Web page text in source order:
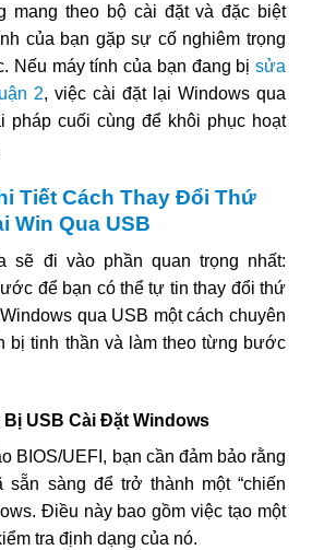
mang theo bộ cài đặt và đặc biệt
của bạn gặp sự cố nghiêm trọng
Nếu máy tính của bạn đang bị sửa
2, việc cài đặt lại Windows qua
pháp cuối cùng để khôi phục hoạt
Tiết Cách Thay Đổi Thứ
Win Qua USB
sẽ đi vào phần quan trọng nhất:
để bạn có thể tự tin thay đổi thứ
qua USB một cách chuyên
bị tinh thần và làm theo từng bước
USB Cài Đặt Windows
BIOS/UEFI, bạn cần đảm bảo rằng
sẵn sàng để trở thành một “chiến
Điều này bao gồm việc tạo một
tra định dạng của nó.